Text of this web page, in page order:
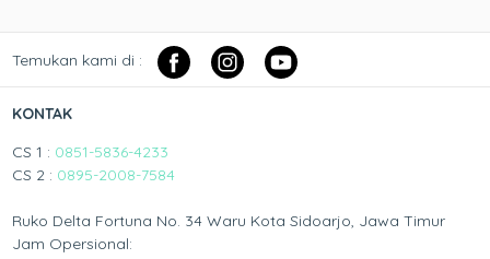
Temukan kami di :
KONTAK
CS 1 : 0851-5836-4233
CS 2 : 0895-2008-7584
Ruko Delta Fortuna No. 34 Waru Kota Sidoarjo, Jawa Timur
Jam Opersional: